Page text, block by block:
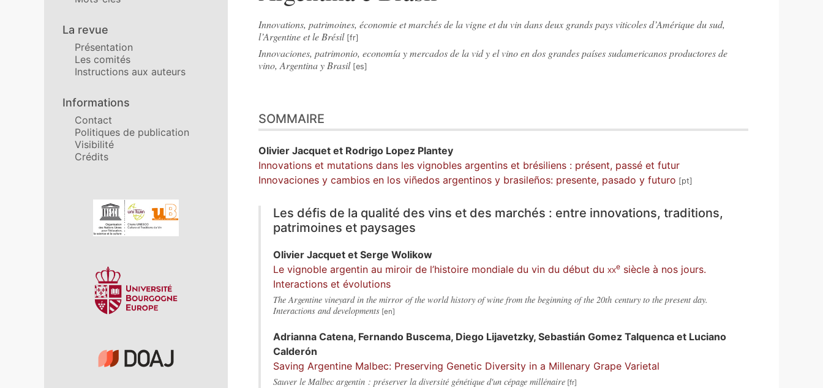
La revue
Présentation
Les comités
Instructions aux auteurs
Informations
Contact
Politiques de publication
Visibilité
Crédits
Affiliations/partenaires
Innovations, patrimoines, économie et marchés de la vigne et du vin dans deux grands pays viticoles d’Amérique du sud,
l’Argentine et le Brésil
Innovaciones, patrimonio, economía y mercados de la vid y el vino en dos grandes países sudamericanos productores de
vino, Argentina y Brasil
SOMMAIRE
Olivier Jacquet et Rodrigo Lopez Plantey
Innovations et mutations dans les vignobles argentins et brésiliens : présent, passé et futur
Innovaciones y cambios en los viñedos argentinos y brasileños: presente, pasado y futuro
Les défis de la qualité des vins et des marchés : entre innovations, traditions,
patrimoines et paysages
Olivier Jacquet et Serge Wolikow
Le vignoble argentin au miroir de l’histoire mondiale du vin du début du xxe siècle à nos jours.
Interactions et évolutions
The Argentine vineyard in the mirror of the world history of wine from the beginning of the 20th century to the present day.
Interactions and developments
Adrianna Catena, Fernando Buscema, Diego Lijavetzky, Sebastián Gomez Talquenca et Luciano
Calderón
Saving Argentine Malbec: Preserving Genetic Diversity in a Millenary Grape Varietal
Sauver le Malbec argentin : préserver la diversité génétique d'un cépage millénaire